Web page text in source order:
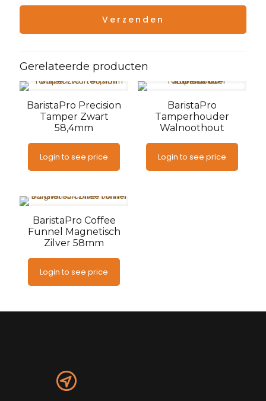
Gerelateerde producten
BaristaPro Precision
Tamper Zwart
58,4mm
Login to see price
BaristaPro
Tamperhouder
Walnoothout
Login to see price
BaristaPro Coffee
Funnel Magnetisch
Zilver 58mm
Login to see price